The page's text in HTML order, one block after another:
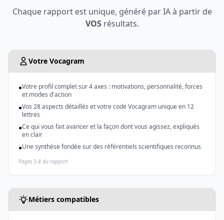
Chaque rapport est unique, généré par IA à partir de
VOSrésultats.
Votre Vocagram
●Votre profil complet sur 4 axes : motivations, personnalité, forces
et modes d'action
●Vos 28 aspects détaillés et votre code Vocagram unique en 12
lettres
●Ce qui vous fait avancer et la façon dont vous agissez, expliqués
en clair
●Une synthèse fondée sur des référentiels scientifiques reconnus
Pages 3-8 du rapport
Métiers compatibles